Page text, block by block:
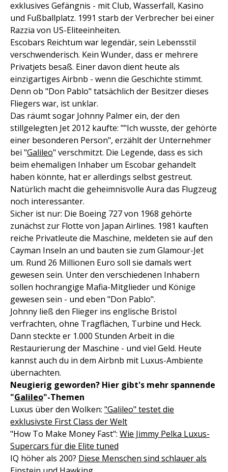
exklusives Gefängnis - mit Club, Wasserfall, Kasino
und Fußballplatz. 1991 starb der Verbrecher bei einer
Razzia von US-Eliteeinheiten.
Escobars Reichtum war legendär, sein Lebensstil
verschwenderisch. Kein Wunder, dass er mehrere
Privatjets besaß. Einer davon dient heute als
einzigartiges Airbnb - wenn die Geschichte stimmt.
Denn ob "Don Pablo" tatsächlich der Besitzer dieses
Fliegers war, ist unklar.
Das räumt sogar Johnny Palmer ein, der den
stillgelegten Jet 2012 kaufte: ""Ich wusste, der gehörte
einer besonderen Person", erzählt der Unternehmer
bei "Galileo" verschmitzt. Die Legende, dass es sich
beim ehemaligen Inhaber um Escobar gehandelt
haben könnte, hat er allerdings selbst gestreut.
Natürlich macht die geheimnisvolle Aura das Flugzeug
noch interessanter.
Sicher ist nur: Die Boeing 727 von 1968 gehörte
zunächst zur Flotte von Japan Airlines. 1981 kauften
reiche Privatleute die Maschine, meldeten sie auf den
Cayman Inseln an und bauten sie zum Glamour-Jet
um. Rund 26 Millionen Euro soll sie damals wert
gewesen sein. Unter den verschiedenen Inhabern
sollen hochrangige Mafia-Mitglieder und Könige
gewesen sein - und eben "Don Pablo".
Johnny ließ den Flieger ins englische Bristol
verfrachten, ohne Tragflächen, Turbine und Heck.
Dann steckte er 1.000 Stunden Arbeit in die
Restaurierung der Maschine - und viel Geld. Heute
kannst auch du in dem Airbnb mit Luxus-Ambiente
übernachten.
Neugierig geworden? Hier gibt's mehr spannende
"Galileo"-Themen
Luxus über den Wolken: "Galileo" testet die
exklusivste First Class der Welt
"How To Make Money Fast": Wie Jimmy Pelka Luxus-
Supercars für die Elite tuned
IQ höher als 200? Diese Menschen sind schlauer als